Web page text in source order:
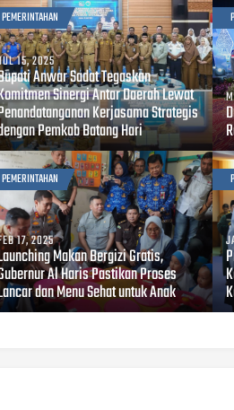
PEMERINTAHAN
15, 2025
Anwar Sadat Tegaskan
Sinergi Antar Daerah Lewat
Kerjasama Strategis
Pemkab Batang Hari
PEMERINTAHAN
17, 2025
Makan Bergizi Gratis,
Al Haris Pastikan Proses
dan Menu Sehat untuk Anak